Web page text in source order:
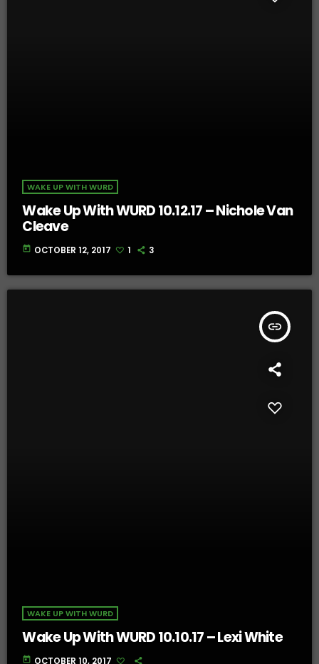
WAKE UP WITH WURD
Wake Up With WURD 10.12.17 – Nichole Van
Cleave
today OCTOBER 12, 2017 1 3
insert_link
WAKE UP WITH WURD
Wake Up With WURD 10.10.17 – Lexi White
today OCTOBER 10, 2017